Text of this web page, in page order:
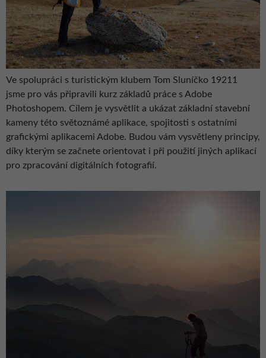
Ve spolupráci s turistickým klubem Tom Sluníčko 19211
jsme pro vás připravili kurz základů práce s Adobe
Photoshopem. Cílem je vysvětlit a ukázat základní stavební
kameny této světoznámé aplikace, spojitosti s ostatními
grafickými aplikacemi Adobe. Budou vám vysvětleny principy,
díky kterým se začnete orientovat i při použití jiných aplikací
pro zpracování digitálních fotografií.